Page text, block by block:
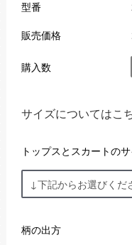
型番
販売価格
購入数
サイズについてはこ
トップスとスカートの
柄の出方